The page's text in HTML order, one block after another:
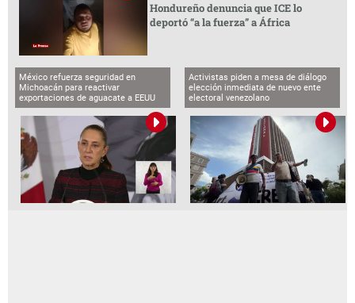
Hondureño denuncia que ICE lo
deportó “a la fuerza” a África
México refuerza seguridad en
Michoacán para reactivar
exportaciones de aguacate a EEUU
Activistas piden a mesa de diálogo
elección inmediata de nuevo ente
electoral venezolano